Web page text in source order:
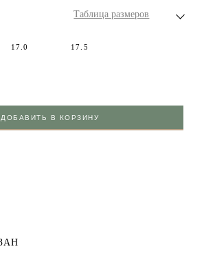
Таблица размеров
17.0 17.5
ДОБАВИТЬ В КОРЗИНУ